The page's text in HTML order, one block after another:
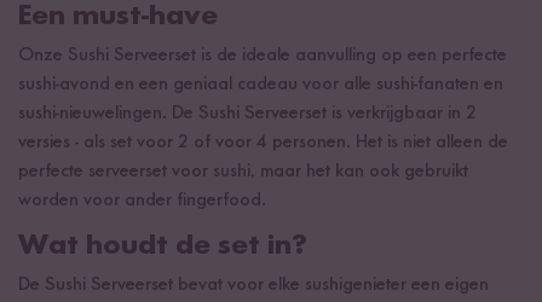
Een must-have
Onze Sushi Serveerset is de ideale aanvulling op een perfecte
sushi-avond en een geniaal cadeau voor alle sushi-fanaten en
sushi-nieuwelingen. De Sushi Serveerset is verkrijgbaar in 2
versies - als set voor 2 of voor 4 personen. Het is niet alleen de
perfecte serveerset voor sushi, maar het kan ook gebruikt
worden voor ander fingerfood.
Wat houdt de set in?
De Sushi Serveerset bevat voor elke sushigenieter een eigen